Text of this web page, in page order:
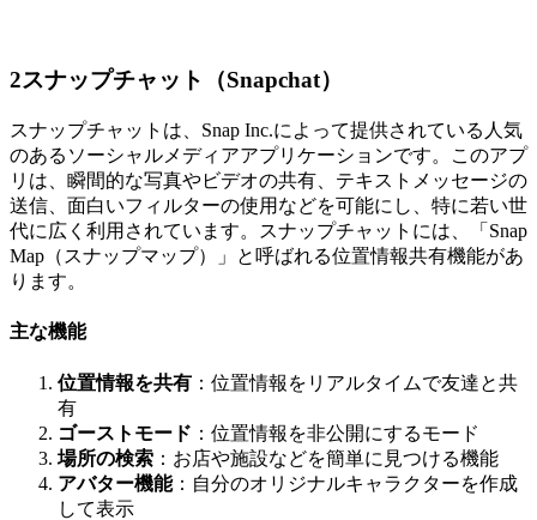
2スナップチャット（Snapchat）
スナップチャットは、Snap Inc.によって提供されている人気
のあるソーシャルメディアアプリケーションです。このアプ
リは、瞬間的な写真やビデオの共有、テキストメッセージの
送信、面白いフィルターの使用などを可能にし、特に若い世
代に広く利用されています。スナップチャットには、「Snap
Map（スナップマップ）」と呼ばれる位置情報共有機能があ
ります。
主な機能
位置情報を共有 ：位置情報をリアルタイムで友達と共
有
ゴーストモード ：位置情報を非公開にするモード
場所の検索 ：お店や施設などを簡単に見つける機能
アバター機能：自分のオリジナルキャラクターを作成
して表示